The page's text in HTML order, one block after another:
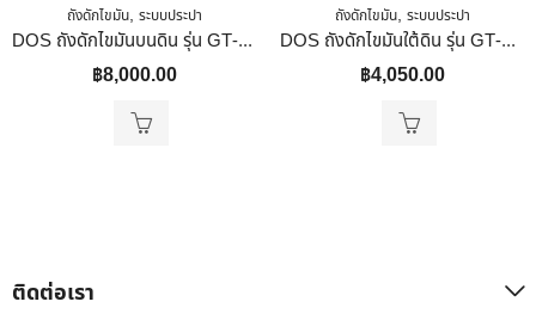
ถังดักไขมัน, ระบบประปา
DOS ถังดักไขมันบนดิน รุ่น GT-03/BK-260P ขนาด 260 ลิตร สีดำ
฿8,000.00
ถังดักไขมัน, ระบบประปา
DOS ถังดักไขมันใต้ดิน รุ่น GT-02/BK-50L ขนาด 50 ลิตร สีดำ
฿4,050.00
ติดต่อเรา